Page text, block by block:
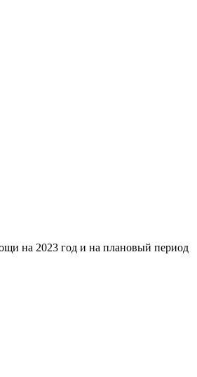
на 2023 год и на плановый период